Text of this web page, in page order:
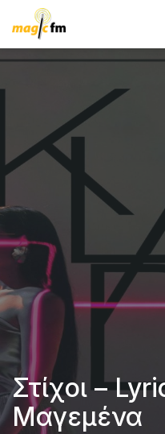
Στίχοι –
Μαγεμένα